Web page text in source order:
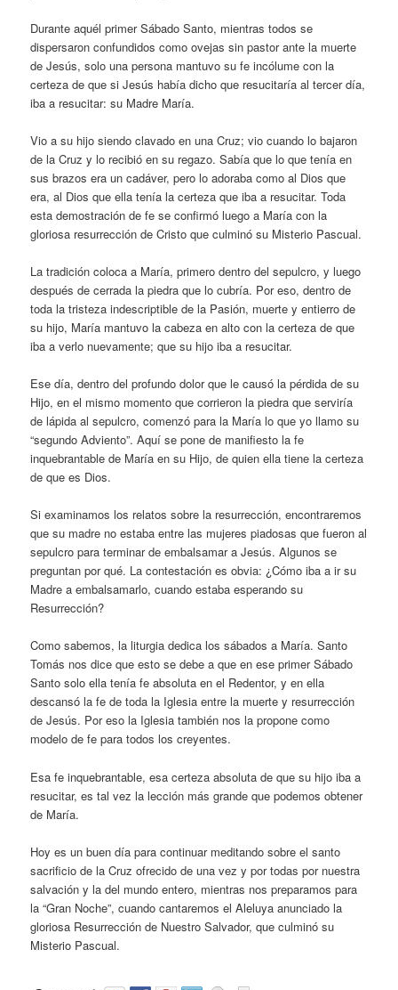
Durante aquél primer Sábado Santo, mientras todos se
dispersaron confundidos como ovejas sin pastor ante la muerte
de Jesús, solo una persona mantuvo su fe incólume con la
certeza de que si Jesús había dicho que resucitaría al tercer día,
iba a resucitar: su Madre María.
Vio a su hijo siendo clavado en una Cruz; vio cuando lo bajaron
de la Cruz y lo recibió en su regazo. Sabía que lo que tenía en
sus brazos era un cadáver, pero lo adoraba como al Dios que
era, al Dios que ella tenía la certeza que iba a resucitar. Toda
esta demostración de fe se confirmó luego a María con la
gloriosa resurrección de Cristo que culminó su Misterio Pascual.
La tradición coloca a María, primero dentro del sepulcro, y luego
después de cerrada la piedra que lo cubría. Por eso, dentro de
toda la tristeza indescriptible de la Pasión, muerte y entierro de
su hijo, María mantuvo la cabeza en alto con la certeza de que
iba a verlo nuevamente; que su hijo iba a resucitar.
Ese día, dentro del profundo dolor que le causó la pérdida de su
Hijo, en el mismo momento que corrieron la piedra que serviría
de lápida al sepulcro, comenzó para la María lo que yo llamo su
“segundo Adviento”. Aquí se pone de manifiesto la fe
inquebrantable de María en su Hijo, de quien ella tiene la certeza
de que es Dios.
Si examinamos los relatos sobre la resurrección, encontraremos
que su madre no estaba entre las mujeres piadosas que fueron al
sepulcro para terminar de embalsamar a Jesús. Algunos se
preguntan por qué. La contestación es obvia: ¿Cómo iba a ir su
Madre a embalsamarlo, cuando estaba esperando su
Resurrección?
Como sabemos, la liturgia dedica los sábados a María. Santo
Tomás nos dice que esto se debe a que en ese primer Sábado
Santo solo ella tenía fe absoluta en el Redentor, y en ella
descansó la fe de toda la Iglesia entre la muerte y resurrección
de Jesús. Por eso la Iglesia también nos la propone como
modelo de fe para todos los creyentes.
Esa fe inquebrantable, esa certeza absoluta de que su hijo iba a
resucitar, es tal vez la lección más grande que podemos obtener
de María.
Hoy es un buen día para continuar meditando sobre el santo
sacrificio de la Cruz ofrecido de una vez y por todas por nuestra
salvación y la del mundo entero, mientras nos preparamos para
la “Gran Noche”, cuando cantaremos el Aleluya anunciado la
gloriosa Resurrección de Nuestro Salvador, que culminó su
Misterio Pascual.